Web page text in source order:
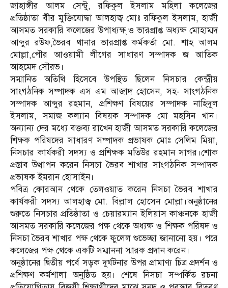
জাহাঙ্গীর আলম সেন্টু, রফিকুল ইসলাম মহিলা কলেজের
প্রতিষ্ঠাতা বীর মুক্তিযোদ্ধা আলহাজ্ব মোঃ রফিকুল ইসলাম, হাজী
আসমত সরকারি কলেজের উপাধ্যক্ষ্ ও ভারপ্রাপ্ত অধ্যক্ষ মোহাম্মদ
আব্দুর রউফ,ভৈরব থানার ভারপ্রাপ্ত কর্মকর্তা মো. শাহ আলম
মোল্লা,পৌর আওয়ামী লীগের সাধারণ সম্পাদক জ আতিক
আহমেদ সৌরভ।
সম্মানিত অতিথি হিসেবে উপস্থিত ছিলেন নিসচার কেন্দ্রীয়
সাংগঠনিক সম্পাদক এস এম আজাদ হোসেন, সহ- সাংগঠনিক
সম্পাদক আব্দুর রহমান, প্রশিক্ষণ বিষয়ের সম্পাদক নাহিদুল
ইসলাম, সমাজ কল্যান বিষয়ক সম্পাদক মো মহসিন খান।
অন্যান্য দের মধ্যে বক্তব্য রাখেন হাজী আসমত সরকারি কলেজের
শিক্ষক পরিষদের সাধারণ সম্পাদক প্রভাষক মোঃ সেলিম মিয়া,
নিসচার কার্যকরী সদস্য ও প্রশিক্ষক মতিউর রহমান সাগর।শোক
প্রস্তাব উত্থাপন করেন নিসচা ভৈরব শাখার সাংগঠনিক সম্পাদক
প্রভাষক ইমরান হোসাইন।
পবিত্র কোরআন থেকে তেলওয়াত করেন নিসচা ভৈরব শাখার
কার্যকরী সদস্য আলহাজ্ব মো. বিল্লাল হোসেন মোল্লা।অনুষ্ঠানের
শুরুতে নিসচার প্রতিষ্ঠাতা ও চেয়ারম্যান ইলিয়াস কাঞ্চনকে হাজী
আসমত সরকারি কলেজের পক্ষ থেকে অধ্যক্ষ ও শিক্ষক পরিষদ ও
নিসচা ভৈরব শাখার পক্ষ থেকে ফুলেল শুভেচ্ছা জানানো হয়। পরে
কলেজের পক্ষ থেকে একটি সম্মাননা স্মারক প্রদান করেন।
অনুষ্ঠানের দ্বিতীয় পর্বে সড়ক দুর্ঘটনার উপর প্রামাণ্য চিত্র প্রদর্শন ও
প্রশিক্ষণ কর্মশালা অনুষ্ঠিত হয়। শেষে নিসচা সম্পর্কিত রচনা